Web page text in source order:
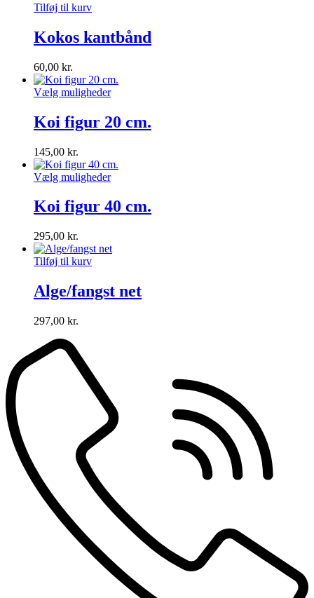
Tilføj til kurv
Kokos kantbånd
60,00 kr.
Vælg muligheder
Koi figur 20 cm.
145,00 kr.
Vælg muligheder
Koi figur 40 cm.
295,00 kr.
Tilføj til kurv
Alge/fangst net
297,00 kr.